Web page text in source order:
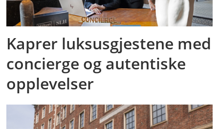
Kaprer luksusgjestene med
concierge og autentiske
opplevelser